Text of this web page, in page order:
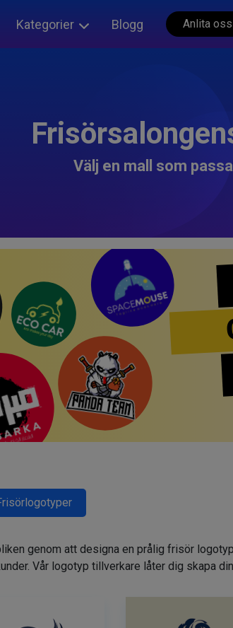
Kategorier Blogg Anlita oss
Välj en mall som
genom att designa en prålig frisör
Vår logotyp tillverkare låter dig skapa